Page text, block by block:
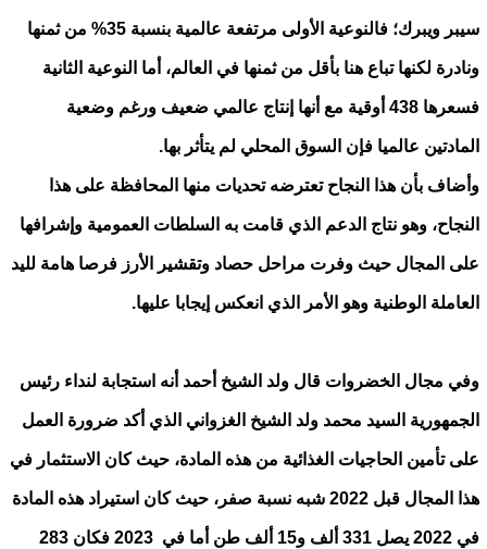
سيبر ويبرك؛ فالنوعية الأولى مرتفعة عالمية بنسبة 35% من ثمنها
ونادرة لكنها تباع هنا بأقل من ثمنها في العالم، أما النوعية الثانية
فسعرها 438 أوقية مع أنها إنتاج عالمي ضعيف ورغم وضعية
المادتين عالميا فإن السوق المحلي لم يتأثر بها.
وأضاف بأن هذا النجاح تعترضه تحديات منها المحافظة على هذا
النجاح، وهو نتاج الدعم الذي قامت به السلطات العمومية وإشرافها
على المجال حيث وفرت مراحل حصاد وتقشير الأرز فرصا هامة لليد
العاملة الوطنية وهو الأمر الذي انعكس إيجابا عليها.
وفي مجال الخضروات قال ولد الشيخ أحمد أنه استجابة لنداء رئيس
الجمهورية السيد محمد ولد الشيخ الغزواني الذي أكد ضرورة العمل
على تأمين الحاجيات الغذائية من هذه المادة، حيث كان الاستثمار في
هذا المجال قبل 2022 شبه نسبة صفر، حيث كان استيراد هذه المادة
في 2022 يصل 331 ألف و15 ألف طن أما في 2023 فكان 283